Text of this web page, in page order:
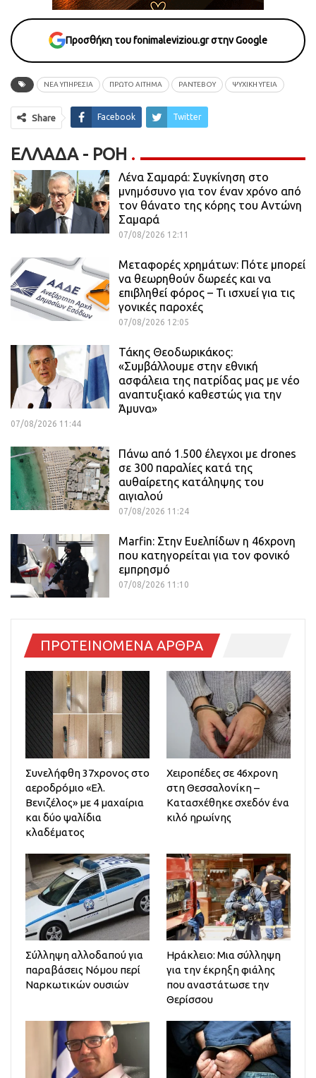
Προσθήκη του fonimaleviziou.gr στην Google
ΝΈΑ ΥΠΗΡΕΣΊΑ ΠΡΏΤΟ ΑΊΤΗΜΑ ΡΑΝΤΕΒΟΥ ΨΥΧΙΚΗ ΥΓΕΙΑ
Share Facebook Twitter
ΕΛΛΆΔΑ - ΡΟΗ
Λένα Σαμαρά: Συγκίνηση στο
μνημόσυνο για τον έναν χρόνο από
τον θάνατο της κόρης του Αντώνη
Σαμαρά
07/08/2026 12:11
Μεταφορές χρημάτων: Πότε μπορεί
να θεωρηθούν δωρεές και να
επιβληθεί φόρος – Τι ισχυεί για τις
γονικές παροχές
07/08/2026 12:05
Τάκης Θεοδωρικάκος:
«Συμβάλλουμε στην εθνική
ασφάλεια της πατρίδας μας με νέο
αναπτυξιακό καθεστώς για την
Άμυνα»
07/08/2026 11:44
Πάνω από 1.500 έλεγχοι με drones
σε 300 παραλίες κατά της
αυθαίρετης κατάληψης του
αιγιαλού
07/08/2026 11:24
Marfin: Στην Ευελπίδων η 46χρονη
που κατηγορείται για τον φονικό
εμπρησμό
07/08/2026 11:10
ΠΡΟΤΕΙΝΟΜΕΝΑ ΑΡΘΡΑ
Συνελήφθη 37χρονος στο
αεροδρόμιο «Ελ.
Βενιζέλος» με 4 μαχαίρια
και δύο ψαλίδια
κλαδέματος
Χειροπέδες σε 46χρονη
στη Θεσσαλονίκη –
Κατασχέθηκε σχεδόν ένα
κιλό ηρωίνης
Σύλληψη αλλοδαπού για
παραβάσεις Νόμου περί
Ναρκωτικών ουσιών
Ηράκλειο: Μια σύλληψη
για την έκρηξη φιάλης
που αναστάτωσε την
Θερίσσου